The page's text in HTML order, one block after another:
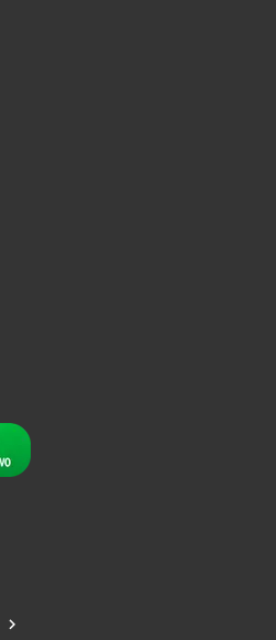
keyboard_arrow_right